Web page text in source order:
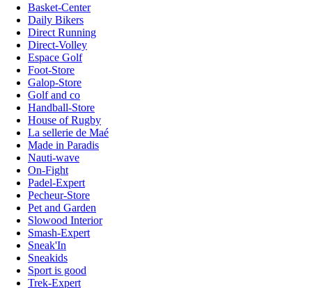
Basket-Center
Daily Bikers
Direct Running
Direct-Volley
Espace Golf
Foot-Store
Galop-Store
Golf and co
Handball-Store
House of Rugby
La sellerie de Maé
Made in Paradis
Nauti-wave
On-Fight
Padel-Expert
Pecheur-Store
Pet and Garden
Slowood Interior
Smash-Expert
Sneak'In
Sneakids
Sport is good
Trek-Expert